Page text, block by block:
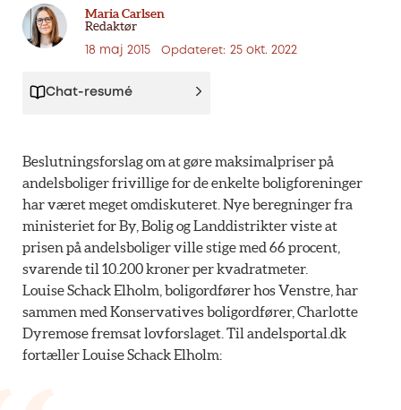
Maria Carlsen
Redaktør
18 maj 2015 Opdateret: 25 okt. 2022
Chat-resumé
Beslutningsforslag om at gøre maksimalpriser på
andelsboliger frivillige for de enkelte boligforeninger
har været meget omdiskuteret. Nye beregninger fra
ministeriet for By, Bolig og Landdistrikter viste at
prisen på andelsboliger ville stige med 66 procent,
svarende til 10.200 kroner per kvadratmeter.
Louise Schack Elholm, boligordfører hos Venstre, har
sammen med Konservatives boligordfører, Charlotte
Dyremose fremsat lovforslaget. Til andelsportal.dk
fortæller Louise Schack Elholm: